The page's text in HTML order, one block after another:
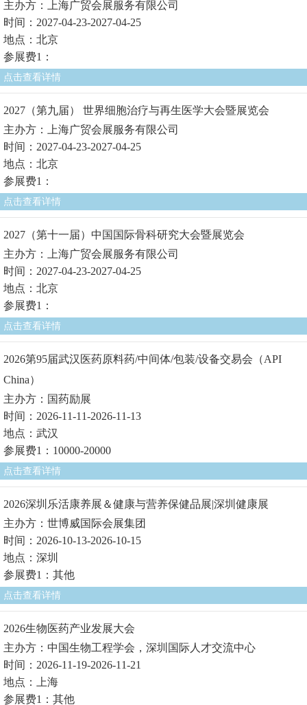
主办方：上海广贸会展服务有限公司
时间：2027-04-23-2027-04-25
地点：北京
参展费1：
点击查看详情
2027（第九届） 世界细胞治疗与再生医学大会暨展览会
主办方：上海广贸会展服务有限公司
时间：2027-04-23-2027-04-25
地点：北京
参展费1：
点击查看详情
2027（第十一届）中国国际骨科研究大会暨展览会
主办方：上海广贸会展服务有限公司
时间：2027-04-23-2027-04-25
地点：北京
参展费1：
点击查看详情
2026第95届武汉医药原料药/中间体/包装/设备交易会（API
China）
主办方：国药励展
时间：2026-11-11-2026-11-13
地点：武汉
参展费1：10000-20000
点击查看详情
2026深圳乐活康养展＆健康与营养保健品展|深圳健康展
主办方：世博威国际会展集团
时间：2026-10-13-2026-10-15
地点：深圳
参展费1：其他
点击查看详情
2026生物医药产业发展大会
主办方：中国生物工程学会，深圳国际人才交流中心
时间：2026-11-19-2026-11-21
地点：上海
参展费1：其他